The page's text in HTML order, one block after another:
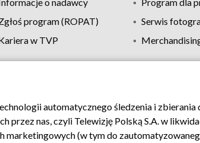
program (ROPAT)
Serwis
w TVP
Moje zgody Pomoc Biuro
automatycznego śledzenia i
nas, czyli Telewizję Polską S.A. w
marketingowych (w tym do